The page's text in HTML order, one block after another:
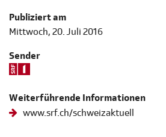
Publiziert am
Mittwoch, 20. Juli 2016
Sender
Weiterführende Informationen
www.srf.ch/schweizaktuell